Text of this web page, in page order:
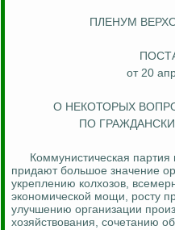
ПЛЕНУМ
от 20
О НЕКОТОРЫХ
ПО
Коммунистическая партия
придают большое значение
укреплению колхозов,
экономической мощи, росту
улучшению организации
хозяйствования, сочетанию